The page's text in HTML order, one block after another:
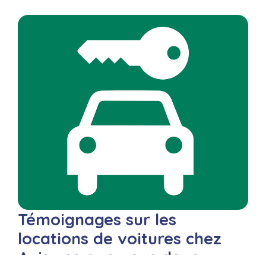
Témoignages sur les
locations de voitures chez